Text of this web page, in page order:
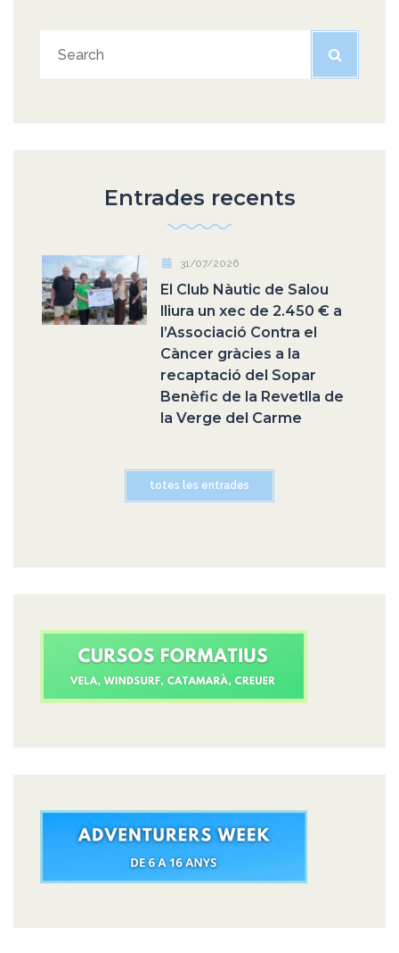
Entrades recents
31/07/2026
El Club Nàutic de Salou
lliura un xec de 2.450 € a
l’Associació Contra el
Càncer gràcies a la
recaptació del Sopar
Benèfic de la Revetlla de
la Verge del Carme
totes les entrades